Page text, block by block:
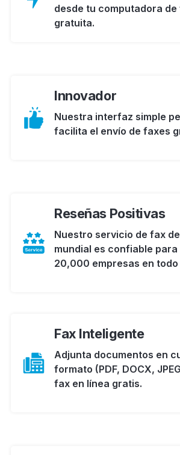
desde tu computadora de
gratuita.
Innovador
Nuestra interfaz simple
facilita el envío de faxes
Reseñas Positivas
Nuestro servicio de fax
mundial es confiable para
20,000 empresas en todo
Fax Inteligente
Adjunta documentos en
formato (PDF, DOCX,
fax en línea gratis.